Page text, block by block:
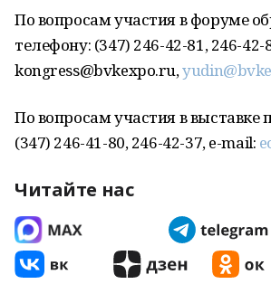
По вопросам участия в форуме
телефону: (347) 246-42-81, 246-42-
kongress@bvkexpo.ru,
По вопросам участия в выставке
(347) 246-41-80, 246-42-37, e-mail:
Читайте нас